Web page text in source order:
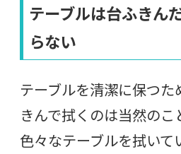
テーブルは台ふきん
らない
テーブルを清潔に保つた
きんで拭くのは当然のこ
色々なテーブルを拭いて